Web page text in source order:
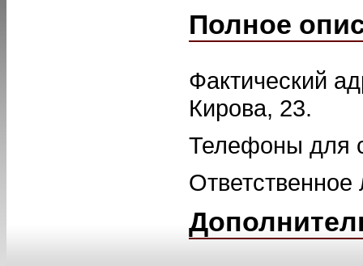
Полное
Фактический
Кирова, 23.
Телефоны для